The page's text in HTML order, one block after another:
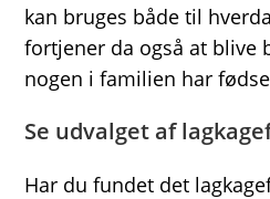
kan bruges både til
fortjener da også at blive
nogen i familien har
Se udvalget af
Har du fundet det